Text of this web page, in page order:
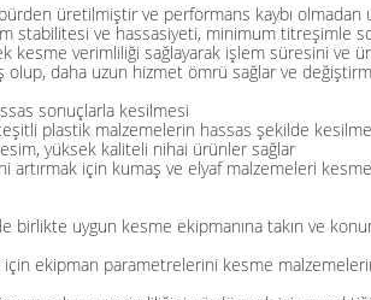
üretilmiştir ve performans kaybı olmadan
stabilitesi ve hassasiyeti, minimum titreşimle
kesme verimliliği sağlayarak işlem süresini ve
olup, daha uzun hizmet ömrü sağlar ve değiştirme
sonuçlarla kesilmesi
plastik malzemelerin hassas şekilde
yüksek kaliteli nihai ürünler sağlar
artırmak için kumaş ve elyaf malzemeleri
birlikte uygun kesme ekipmanına takın ve
ekipman parametrelerini kesme